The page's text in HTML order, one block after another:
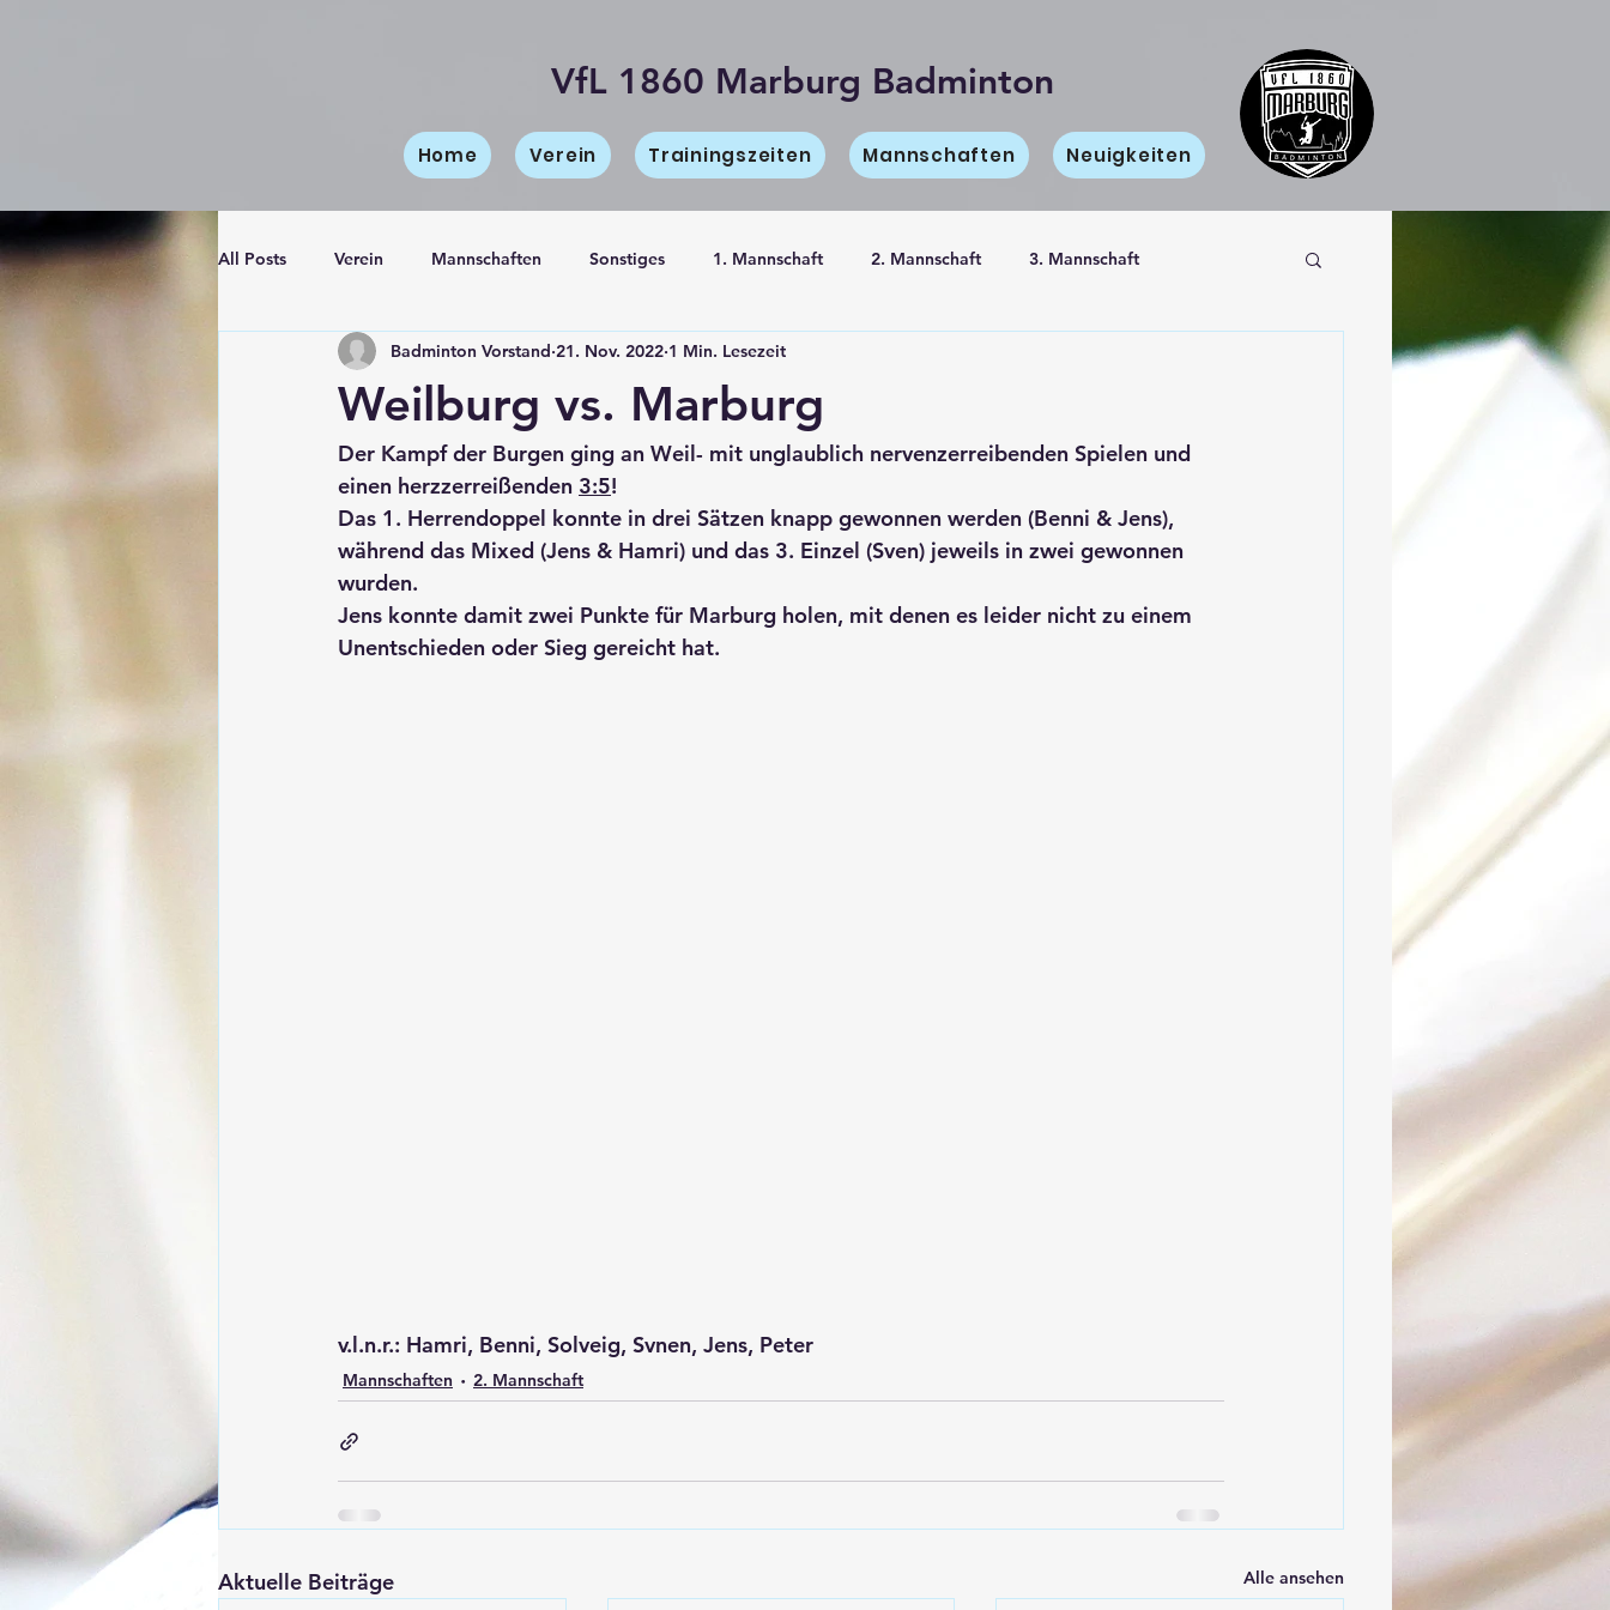
VfL 1860 Marburg Badminton
Home Verein Trainingszeiten Mannschaften Neuigkeiten
All Posts Verein Mannschaften Sonstiges 1. Mannschaft 2. Mannschaft 3. Mannschaft
4. Mannschaft Jugendmannschaft Information
Weilburg vs. Marburg
Badminton Vorstand 21. Nov. 2022 1 Min. Lesezeit
Der Kampf der Burgen ging an Weil- mit unglaublich nervenzerreibenden Spielen und
einen herzzerreißenden 3:5!
Das 1. Herrendoppel konnte in drei Sätzen knapp gewonnen werden (Benni & Jens),
während das Mixed (Jens & Hamri) und das 3. Einzel (Sven) jeweils in zwei gewonnen
wurden.
Jens konnte damit zwei Punkte für Marburg holen, mit denen es leider nicht zu einem
Unentschieden oder Sieg gereicht hat.
v.l.n.r.: Hamri, Benni, Solveig, Svnen, Jens, Peter
Mannschaften 2. Mannschaft
Aktuelle Beiträge Alle ansehen